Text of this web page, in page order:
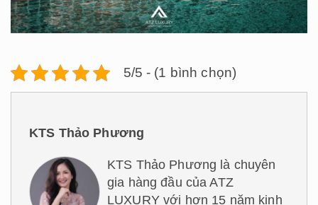
5/5 - (1 bình chọn)
KTS Thảo Phương
KTS Thảo Phương là chuyên
gia hàng đầu của ATZ
LUXURY với hơn 15 năm kinh